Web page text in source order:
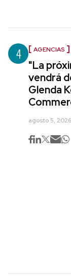
4 AGENCIAS
"La
vendrá
Glenda
agosto 5, 2026